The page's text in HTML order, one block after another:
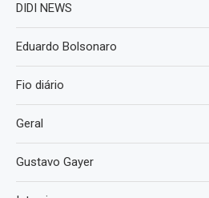
DIDI NEWS
Eduardo Bolsonaro
Fio diário
Geral
Gustavo Gayer